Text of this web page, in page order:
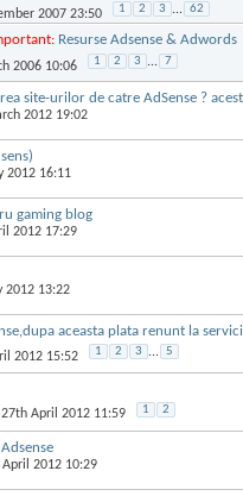
2007 23:50 1 2 3 ... 62
Resurse Adsense & Adwords
2006 10:06 1 2 3 ... 7
site-urilor de catre AdSense ?
2012 19:02
2012 16:11
gaming blog
2012 17:29
2012 13:22
aceasta plata renunt la
2012 15:52 1 2 3 ... 5
27th April 2012 11:59 1 2
April 2012 10:29